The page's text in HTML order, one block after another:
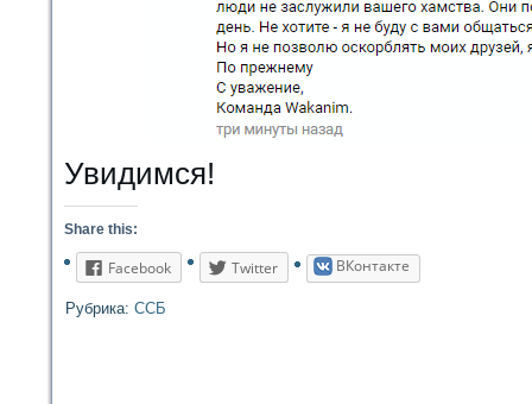
Увидимся!
Share this:
Facebook Twitter ВКонтакте
Рубрика: ССБ